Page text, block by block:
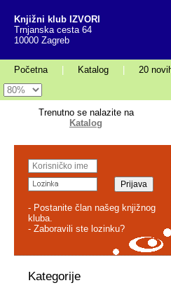
Knjižni klub IZVORI
Trnjanska cesta 64
10000 Zagreb
Početna Katalog 20
Trenutno se nalazite na
Katalog
- Postanite član našeg knjižnog
kluba.
- Zaboravili ste lozinku?
Kategorije